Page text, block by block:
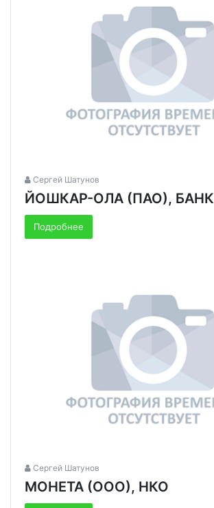
Сергей Шатунов
ЙОШКАР-ОЛА (ПАО), БАНК
Подробнее
Сергей Шатунов
МОНЕТА (ООО), НКО